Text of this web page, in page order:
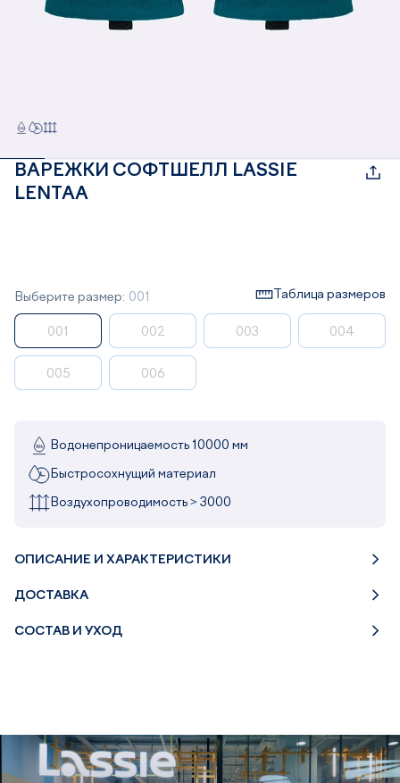
ВАРЕЖКИ СОФТШЕЛЛ LASSIE
LENTAA
Выберите размер: 001 Таблица размеров
001 002 003 004
005 006
Водонепроницаемость 10000 мм
Быстросохнущий материал
Воздухопроводимость > 3000
ОПИСАНИЕ И ХАРАКТЕРИСТИКИ
ДОСТАВКА
СОСТАВ И УХОД